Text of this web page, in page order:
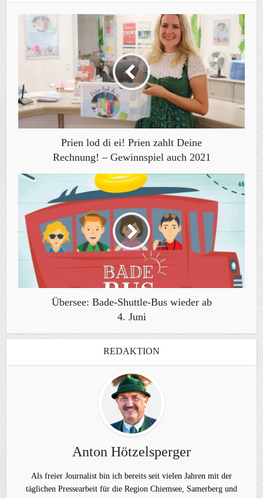
Prien lod di ei! Prien zahlt Deine
Rechnung! – Gewinnspiel auch 2021
Übersee: Bade-Shuttle-Bus wieder ab
4. Juni
REDAKTION
Anton Hötzelsperger
Als freier Journalist bin ich bereits seit vielen Jahren mit der
täglichen Pressearbeit für die Region Chiemsee, Samerberg und